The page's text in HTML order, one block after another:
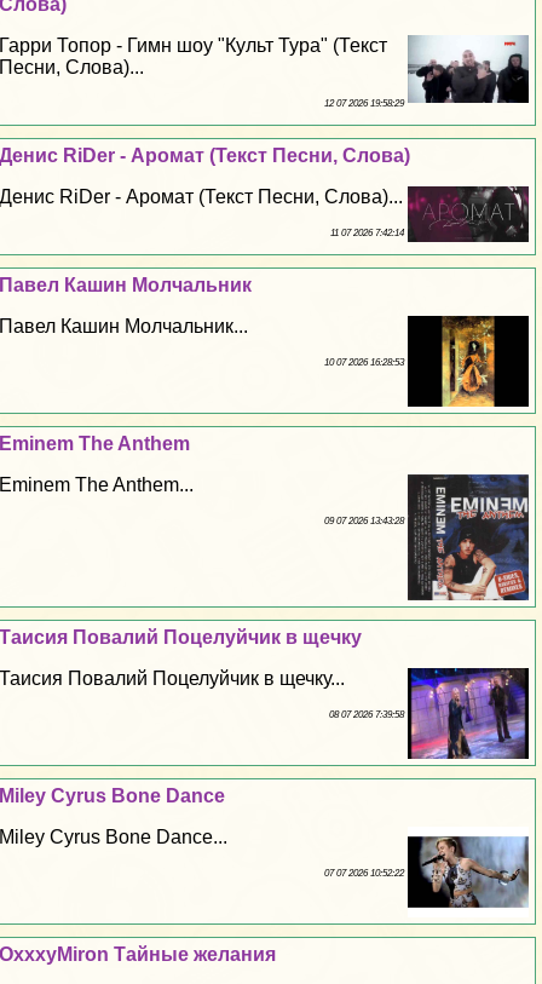
Слова)
Гарри Топор - Гимн шоу "Культ Тура" (Текст
Песни, Слова)...
12 07 2026 19:58:29
Денис RiDer - Аромат (Текст Песни, Слова)
Денис RiDer - Аромат (Текст Песни, Слова)...
11 07 2026 7:42:14
Павел Кашин Молчальник
Павел Кашин Молчальник...
10 07 2026 16:28:53
Eminem The Anthem
Eminem The Anthem...
09 07 2026 13:43:28
Таисия Повалий Поцелуйчик в щечку
Таисия Повалий Поцелуйчик в щечку...
08 07 2026 7:39:58
Miley Cyrus Bone Dance
Miley Cyrus Bone Dance...
07 07 2026 10:52:22
OxxxyMiron Тайные желания